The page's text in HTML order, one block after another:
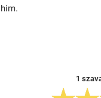
1